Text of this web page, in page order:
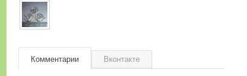
Комментарии Вконтакте